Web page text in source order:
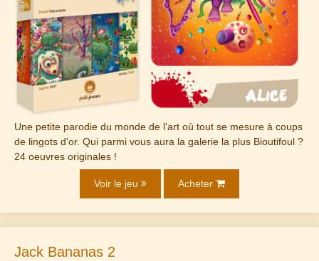
Une petite parodie du monde de l'art où tout se mesure à coups
de lingots d'or. Qui parmi vous aura la galerie la plus Bioutifoul ?
24 oeuvres originales !
Voir le jeu Acheter
Jack Bananas 2